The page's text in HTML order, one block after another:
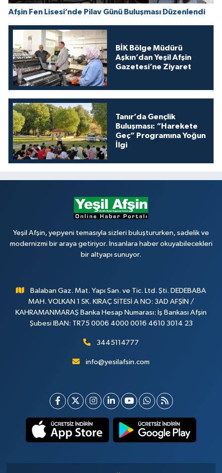
Afşin Fen Lisesi’nde Pilav Günü Buluşması Düzenlendi
BİK Bölge Müdürü
Aşkın’dan Yeşil Afşin
Gazetesi’ne Ziyaret
Tanır’da Gençlik
Buluşması: “Harekete
Geç” Programına Yoğun
İlgi
Yeşil Afşin, yepyeni temasıyla sizleri buluştururken, sadelik ve
modernizmi bir araya getiriyor. İnsanlara haber okuyabilecekleri
bir altyapı sunuyor.
Balaban Gaz. Mat. Yapı San. ve Tic. Ltd. Şti. DEDEBABA
MAH. VOLKAN 1 SK. KIRAÇ SİTESİ A NO: 3AD AFŞİN /
KAHRAMANMARAŞ Banka Hesap Numarası: İş Bankası Afşin
Şubesi IBAN: TR75 0006 4000 0016 4610 3014 23
3445114777
info@yesilafsin.com